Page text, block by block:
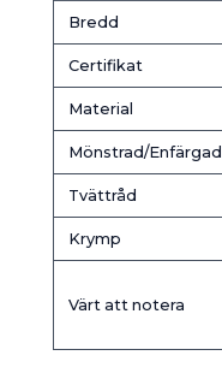
Bredd
Certifikat
Material
Mönstrad/Enfärgad
Tvättråd
Krymp
Värt att notera